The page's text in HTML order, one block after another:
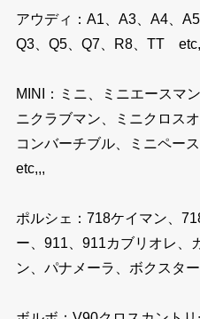
アウディ：A1、A3、A4、
Q3、Q5、Q7、R8、TT
MINI：ミニ、ミニエースマ
ニクラブマン、ミニクロス
コンバーチブル、ミニペー
etc,,,
ポルシェ：718ケイマン、
ー、911、911カブリオレ、
ン、パナメーラ、ボクスタ